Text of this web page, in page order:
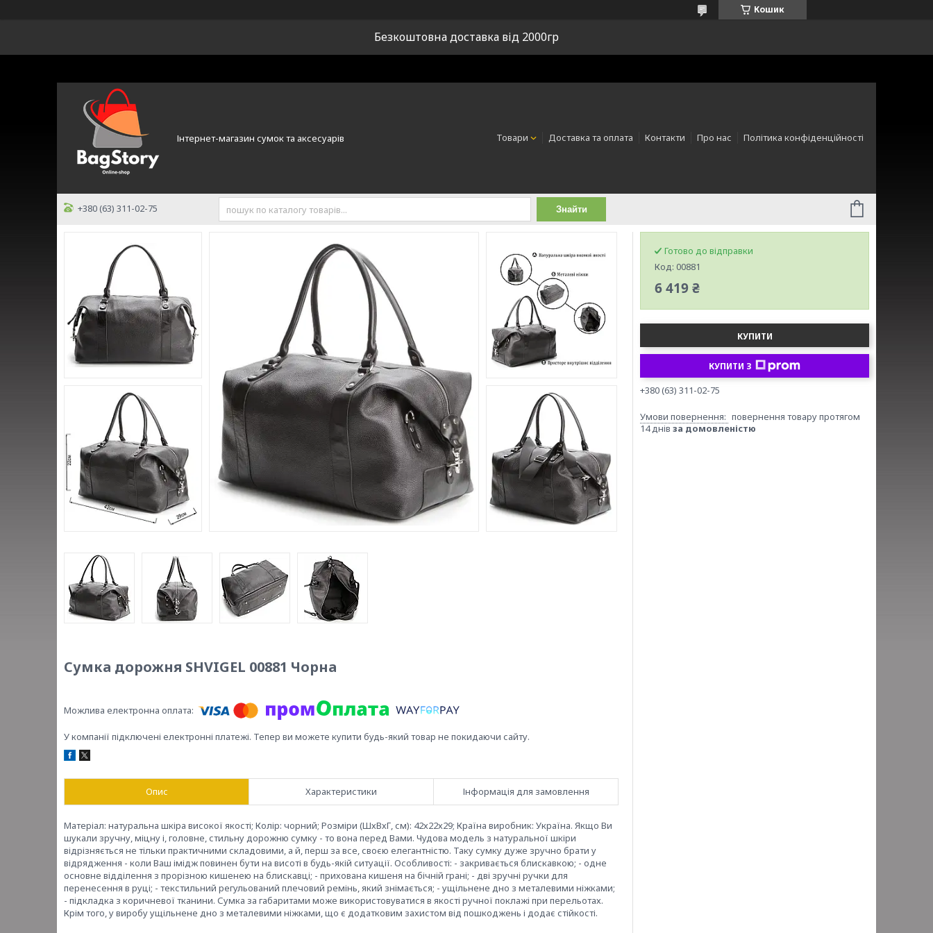
Кошик
Безкоштовна доставка від 2000гр
Інтернет-магазин сумок та аксесуарів Товари Доставка та оплата Контакти Про нас Політика конфіденційності
+380 (63) 311-02-75 Знайти
Сумка дорожня SHVIGEL 00881 Чорна
У компанії підключені електронні платежі. Тепер ви можете купити будь-який товар не покидаючи сайту.
Опис Характеристики Інформація для замовлення
Матеріал: натуральна шкіра високої якості; Колір: чорний; Розміри (ШхВхГ, см): 42х22х29; Країна виробник: Україна. Якщо Ви
шукали зручну, міцну і, головне, стильну дорожню сумку - то вона перед Вами. Чудова модель з натуральної шкіри
відрізняється не тільки практичними складовими, а й, перш за все, своєю елегантністю. Таку сумку дуже зручно брати у
відрядження - коли Ваш імідж повинен бути на висоті в будь-якій ситуації. Особливості: - закривається блискавкою; - одне
основне відділення з прорізною кишенею на блискавці; - прихована кишеня на бічній грані; - дві зручні ручки для
перенесення в руці; - текстильний регульований плечовий ремінь, який знімається; - ущільнене дно з металевими ніжками;
- підкладка з коричневої тканини. Сумка за габаритами може використовуватися в якості ручної поклажі при перельотах.
Крім того, у виробу ущільнене дно з металевими ніжками, що є додатковим захистом від пошкоджень і додає стійкості.
Готово до відправки
Код: 00881
6 419 ₴
КУПИТИ
КУПИТИ З
+380 (63) 311-02-75
повернення товару протягом
14 днів за домовленістю